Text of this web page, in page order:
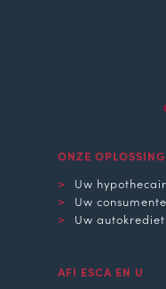
ONZE
Uw
Uw
Uw
AFI ESCA EN U